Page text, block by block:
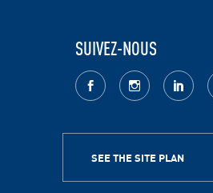
SEE THE SITE PLAN
SUIVEZ-NOUS
facebook Instagram